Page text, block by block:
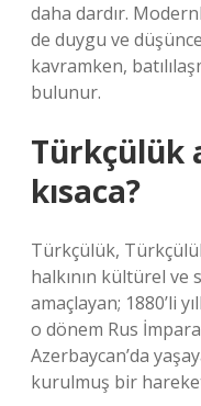
daha dardır.
de duygu ve
kavramken,
bulunur.
Türkçülük
kısaca?
Türkçülük,
halkının kültürel ve
amaçlayan; 1880’li
o dönem Rus
Azerbaycan’da
kurulmuş bir